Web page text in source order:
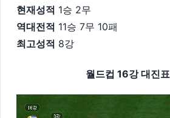
현재성적 1승 2무
역대전적 11승 7무 10패
최고성적 8강
월드컵 16강 대진표